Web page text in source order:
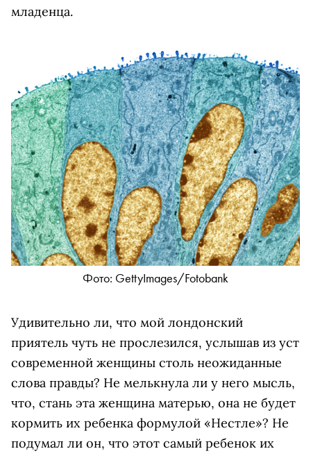
младенца.
Фото: GettyImages/Fotobank
Удивительно ли, что мой лондонский
приятель чуть не прослезился, услышав из уст
современной женщины столь неожиданные
слова правды? Не мелькнула ли у него мысль,
что, стань эта женщина матерью, она не будет
кормить их ребенка формулой «Нестле»? Не
подумал ли он, что этот самый ребенок их